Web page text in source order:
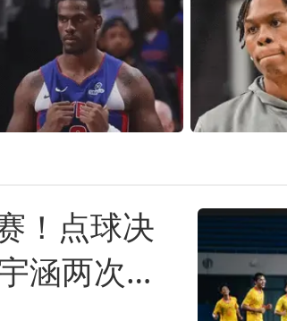
！点球决
涵两次扑